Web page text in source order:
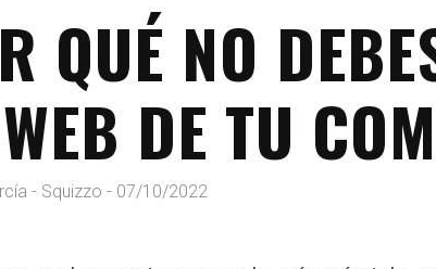
QUÉ NO
DE TU
- Squizzo - 07/10/2022